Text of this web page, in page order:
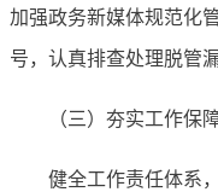
加强政务新媒体规范化
号，认真排查处理脱管
（三）夯实工作保
健全工作责任体系